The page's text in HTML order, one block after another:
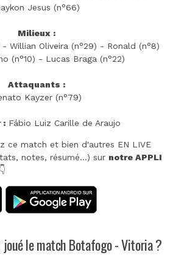
Jesus (n°66)
Milieux :
Willian Oliveira (n°29) - Ronald (n°8)
(n°10) - Lucas Braga (n°22)
Attaquants :
Kayzer (n°79)
:Fábio Luiz Carille de Araujo
ce match et bien d'autres EN LIVE
notes, résumé...) sur notre APPLI
joué le match Botafogo - Vitoria ?